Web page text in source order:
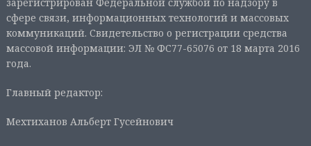
зарегистрирован Федеральной службой по надзору в
сфере связи, информационных технологий и массовых
коммуникаций. Свидетельство о регистрации средства
массовой информации: ЭЛ № ФС77-65076 от 18 марта 2016
года.
Главный редактор:
Мехтиханов Альберт Гусейнович